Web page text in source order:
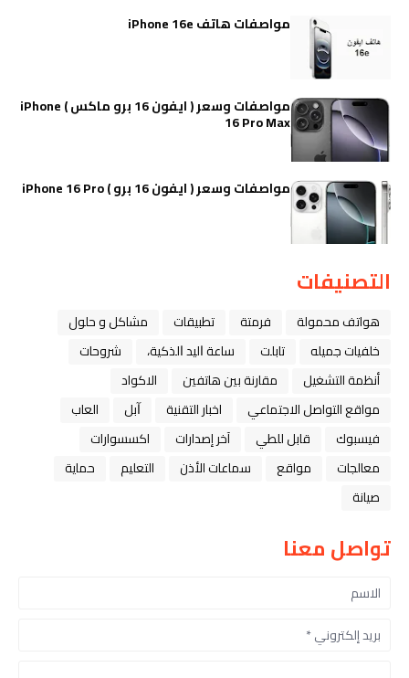
مواصفات هاتف iPhone 16e
مواصفات وسعر ( ايفون 16 برو ماكس ) iPhone
16 Pro Max
مواصفات وسعر ( ايفون 16 برو ) iPhone 16 Pro
التصنيفات
هواتف محمولة فرمتة تطبيقات
مشاكل و حلول
خلفيات جميله
تابلت ﺳﺎﻋﺔ ﺍﻟﻴﺪ ﺍﻟﺬﻛﻴﺔ،
شروحات
أنظمة التشغيل
مقارنة بين هاتفين
الاكواد
مواقع التواصل الاجتماعي
اخبار التقنية ﺁﺑﻞ
العاب
فيسبوك
قابل للطي آخر إصدارات
اكسسوارات
معالجات
مواقع سماعات الأذن التعليم
حماية
صيانة
تواصل معنا